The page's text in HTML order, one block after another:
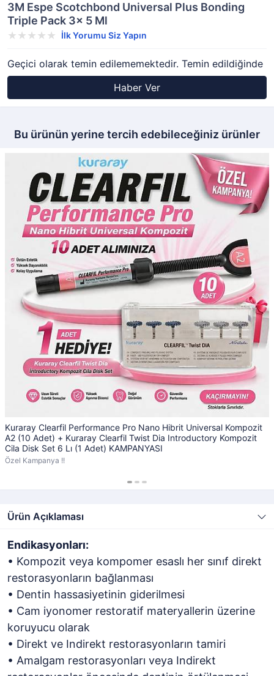
3M Espe Scotchbond Universal Plus Bonding
Triple Pack 3x 5 Ml
İlk Yorumu Siz Yapın
Geçici olarak temin edilememektedir. Temin edildiğinde
Haber Ver
Bu ürünün yerine tercih edebileceğiniz ürünler
Kuraray Clearfil Performance Pro Nano Hibrit Universal Kompozit
A2 (10 Adet) + Kuraray Clearfil Twist Dia Introductory Kompozit
Cila Disk Set 6 Lı (1 Adet) KAMPANYASI
Özel Kampanya !!
Ürün Açıklaması
Endikasyonları:
• Kompozit veya kompomer esaslı her sınıf direkt
restorasyonların bağlanması
• Dentin hassasiyetinin giderilmesi
• Cam iyonomer restoratif materyallerin üzerine
koruyucu olarak
• Direkt ve Indirekt restorasyonların tamiri
• Amalgam restorasyonları veya Indirekt